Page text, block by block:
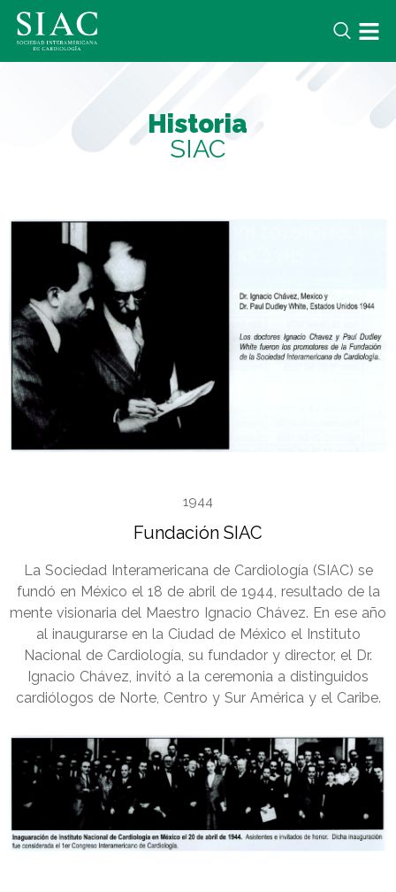
Historia
SIAC
1944
Fundación SIAC
La Sociedad Interamericana de Cardiología (SIAC) se
fundó en México el 18 de abril de 1944, resultado de la
mente visionaria del Maestro Ignacio Chávez. En ese año
al inaugurarse en la Ciudad de México el Instituto
Nacional de Cardiología, su fundador y director, el Dr.
Ignacio Chávez, invitó a la ceremonia a distinguidos
cardiólogos de Norte, Centro y Sur América y el Caribe.